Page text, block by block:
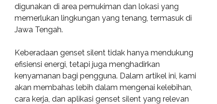
digunakan di area pemukiman dan lokasi yang
memerlukan lingkungan yang tenang, termasuk di
Jawa Tengah.
Keberadaan genset silent tidak hanya mendukung
efisiensi energi, tetapi juga menghadirkan
kenyamanan bagi pengguna. Dalam artikel ini, kami
akan membahas lebih dalam mengenai kelebihan,
cara kerja, dan aplikasi genset silent yang relevan